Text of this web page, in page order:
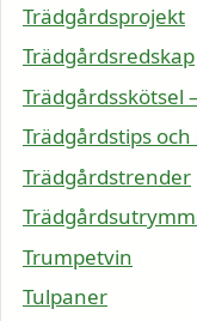
Trädgårdsprojekt
Trädgårdsredskap
Trädgårdsskötsel
Trädgårdstips
Trädgårdstrender
Trumpetvin
Tulpaner